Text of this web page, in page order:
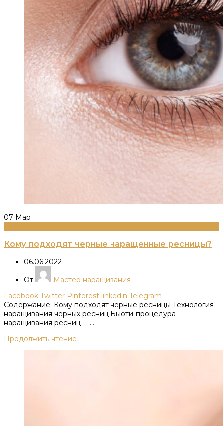
07 Мар
Кому подходят черные наращенные ресницы?
06.06.2022
От
Мастер наращивания
Facebook Twitter Pinterest linkedin Telegram
Содержание: Кому подходят черные ресницы Технология
наращивания черных ресниц Бьюти-процедура
наращивания ресниц —...
Продолжить чтение